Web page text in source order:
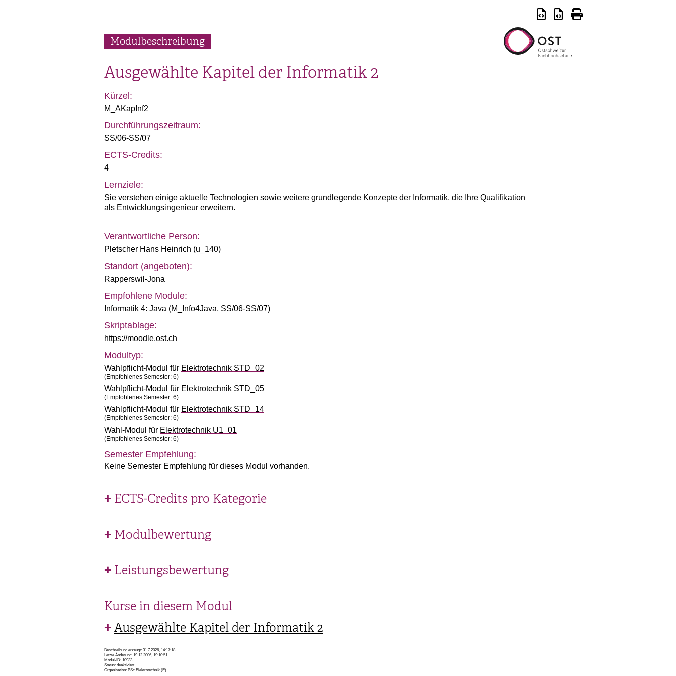
Modulbeschreibung
Ausgewählte Kapitel der Informatik 2
Kürzel:
M_AKapInf2
Durchführungszeitraum:
SS/06-SS/07
ECTS-Credits:
4
Lernziele:
Sie verstehen einige aktuelle Technologien sowie weitere grundlegende Konzepte der Informatik, die Ihre Qualifikation
als Entwicklungsingenieur erweitern.
Verantwortliche Person:
Pletscher Hans Heinrich (u_140)
Standort (angeboten):
Rapperswil-Jona
Empfohlene Module:
Informatik 4: Java (M_Info4Java, SS/06-SS/07)
Skriptablage:
https://moodle.ost.ch
Modultyp:
Wahlpflicht-Modul für Elektrotechnik STD_02
(Empfohlenes Semester: 6)
Wahlpflicht-Modul für Elektrotechnik STD_05
(Empfohlenes Semester: 6)
Wahlpflicht-Modul für Elektrotechnik STD_14
(Empfohlenes Semester: 6)
Wahl-Modul für Elektrotechnik U1_01
(Empfohlenes Semester: 6)
Semester Empfehlung:
Keine Semester Empfehlung für dieses Modul vorhanden.
ECTS-Credits pro Kategorie
Modulbewertung
Leistungsbewertung
Kurse in diesem Modul
Ausgewählte Kapitel der Informatik 2
Beschreibung erzeugt: 31.7.2026, 14:17:18
Letzte Änderung: 19.12.2006, 19:10:51
Modul-ID: 10933
Status: deaktiviert
Organisation: BSc Elektrotechnik (E)